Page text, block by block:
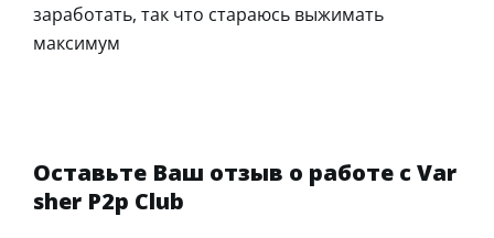
заработать, так что стараюсь выжимать
максимум
Оставьте Ваш отзыв о работе с Var
sher P2p Club